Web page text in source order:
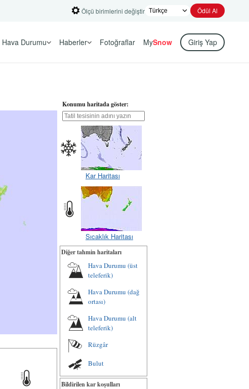
Ölçü birimlerini değiştir Ödül Al
Hava Durumu Haberler Fotoğraflar MySnow Giriş Yap
Konumu haritada göster:
Kar Haritası
Sıcaklık Haritası
Diğer tahmin haritaları
Hava Durumu (üst
teleferik)
Hava Durumu (dağ
ortası)
Hava Durumu (alt
teleferik)
Rüzgâr
Bulut
Bildirilen kar koşulları